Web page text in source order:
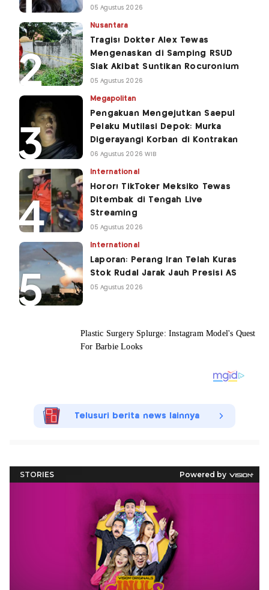
05 Agustus 2026
Nusantara
Tragis! Dokter Alex Tewas
Mengenaskan di Samping RSUD
Siak Akibat Suntikan Rocuronium
05 Agustus 2026
Megapolitan
Pengakuan Mengejutkan Saepul
Pelaku Mutilasi Depok: Murka
Digerayangi Korban di Kontrakan
06 Agustus 2026 WIB
International
Horor! TikToker Meksiko Tewas
Ditembak di Tengah Live
Streaming
05 Agustus 2026
International
Laporan: Perang Iran Telah Kuras
Stok Rudal Jarak Jauh Presisi AS
05 Agustus 2026
Telusuri berita news lainnya